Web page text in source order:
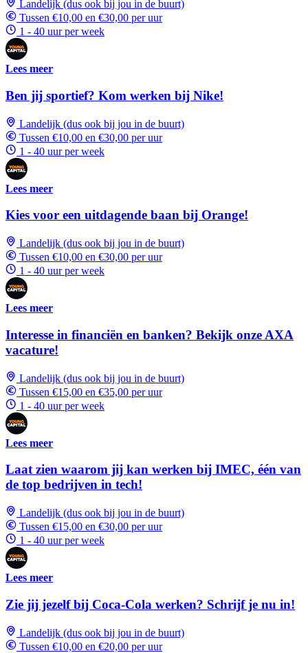
Landelijk (dus ook bij jou in de buurt)
Tussen €10,00 en €30,00 per uur
1 - 40 uur per week
Lees meer
Ben jij sportief? Kom werken bij Nike!
Landelijk (dus ook bij jou in de buurt)
Tussen €10,00 en €30,00 per uur
1 - 40 uur per week
Lees meer
Kies voor een uitdagende baan bij Orange!
Landelijk (dus ook bij jou in de buurt)
Tussen €10,00 en €30,00 per uur
1 - 40 uur per week
Lees meer
Interesse in financiën en banken? Bekijk onze AXA
vacature!
Landelijk (dus ook bij jou in de buurt)
Tussen €15,00 en €35,00 per uur
1 - 40 uur per week
Lees meer
Laat zien waarom jij kan werken bij IMEC, één van
de top bedrijven in tech!
Landelijk (dus ook bij jou in de buurt)
Tussen €15,00 en €30,00 per uur
1 - 40 uur per week
Lees meer
Zie jij jezelf bij Coca-Cola werken? Schrijf je nu in!
Landelijk (dus ook bij jou in de buurt)
Tussen €10,00 en €20,00 per uur